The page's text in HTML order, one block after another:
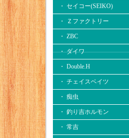
・ セイコー(SEIKO)
・ Ｚファクトリー
・ ZBC
・ ダイワ
・ Double.H
・ チェイスベイツ
・ 痴虫
・ 釣り吉ホルモン
・ 常吉